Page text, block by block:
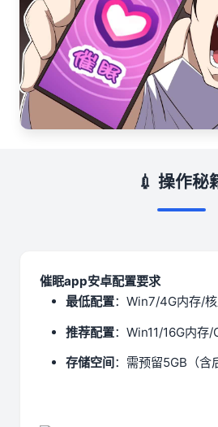
💉 操作秘
催眠app安卓配置要求
​最低配置​：Win7/4G内存/
​推荐配置​：Win11/16G内存
​存储空间​ ：需预留5GB（含